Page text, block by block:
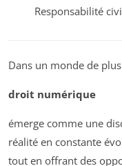
Responsabilité
Dans un monde de
droit numérique
émerge comme une
réalité en constante
tout en offrant des